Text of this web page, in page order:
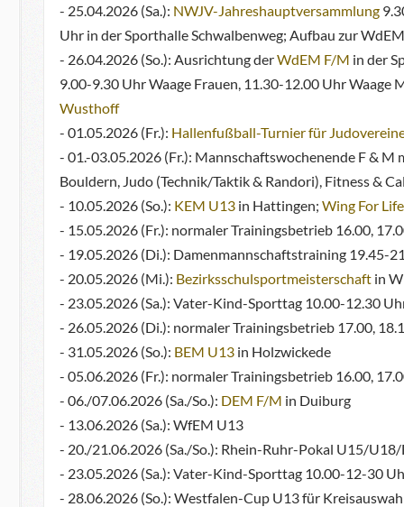
- 25.04.2026 (Sa.): NWJV-Jahreshauptversammlung
Uhr in der Sporthalle Schwalbenweg; Aufbau zur
- 26.04.2026 (So.): Ausrichtung derWdEM F/M in der
9.00-9.30 Uhr Waage Frauen, 11.30-12.00 Uhr
Wusthoff
- 01.05.2026 (Fr.): Hallenfußball-Turnier für
- 01.-03.05.2026 (Fr.): Mannschaftswochenende F &
Bouldern, Judo (Technik/Taktik & Randori), Fitness &
- 10.05.2026 (So.): KEM U13in Hattingen; Wing For
- 15.05.2026 (Fr.): normaler Trainingsbetrieb 16.00,
- 19.05.2026 (Di.): Damenmannschaftstraining 19.45-
- 20.05.2026 (Mi.): Bezirksschulsportmeisterschaftin
- 23.05.2026 (Sa.): Vater-Kind-Sporttag 10.00-12.30
- 26.05.2026 (Di.): normaler Trainingsbetrieb 17.00,
- 31.05.2026 (So.): BEM U13in Holzwickede
- 05.06.2026 (Fr.): normaler Trainingsbetrieb 16.00,
- 06./07.06.2026 (Sa./So.): DEM F/M in Duiburg
- 13.06.2026 (Sa.): WfEM U13
- 20./21.06.2026 (Sa./So.): Rhein-Ruhr-Pokal U15/
- 23.05.2026 (Sa.): Vater-Kind-Sporttag 10.00-12-30
- 28.06.2026 (So.): Westfalen-Cup U13 für